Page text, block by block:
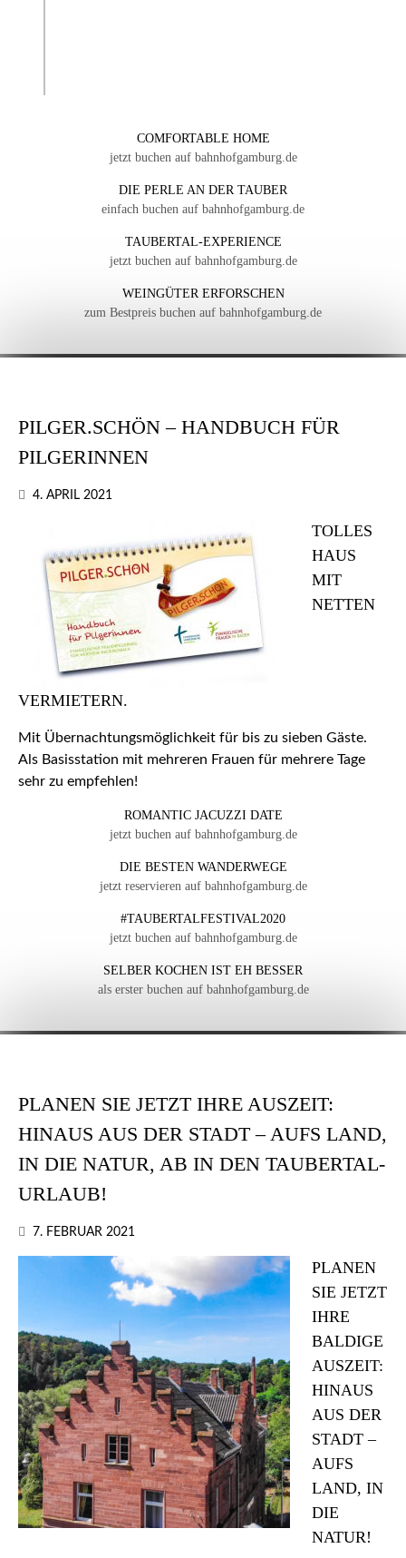
COMFORTABLE HOME
jetzt buchen auf bahnhofgamburg.de
DIE PERLE AN DER TAUBER
einfach buchen auf bahnhofgamburg.de
TAUBERTAL-EXPERIENCE
jetzt buchen auf bahnhofgamburg.de
WEINGÜTER ERFORSCHEN
zum Bestpreis buchen auf bahnhofgamburg.de
PILGER.SCHÖN – HANDBUCH FÜR
PILGERINNEN
4. APRIL 2021
TOLLES
HAUS
MIT
NETTEN
VERMIETERN.
Mit Übernachtungsmöglichkeit für bis zu sieben Gäste.
Als Basisstation mit mehreren Frauen für mehrere Tage
sehr zu empfehlen!
ROMANTIC JACUZZI DATE
jetzt buchen auf bahnhofgamburg.de
DIE BESTEN WANDERWEGE
jetzt reservieren auf bahnhofgamburg.de
#TAUBERTALFESTIVAL2020
jetzt buchen auf bahnhofgamburg.de
SELBER KOCHEN IST EH BESSER
als erster buchen auf bahnhofgamburg.de
PLANEN SIE JETZT IHRE AUSZEIT:
HINAUS AUS DER STADT – AUFS LAND,
IN DIE NATUR, AB IN DEN TAUBERTAL-
URLAUB!
7. FEBRUAR 2021
PLANEN
SIE JETZT
IHRE
BALDIGE
AUSZEIT:
HINAUS
AUS DER
STADT –
AUFS
LAND, IN
DIE
NATUR!